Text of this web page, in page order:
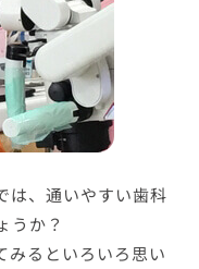
は、通いやすい歯科
うか？
みるといろいろ思い